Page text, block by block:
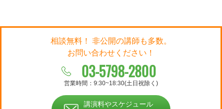
相談無料！ 非公開の講師も多数。
お問い合わせください！
03-5798-2800
営業時間：9:30~18:30(土日祝除く)
講演料やスケジュール